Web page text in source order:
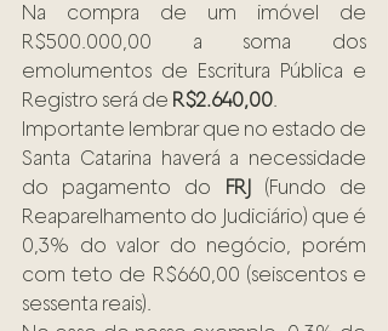
Na compra de um imóvel de
R$500.000,00 a soma dos
emolumentos de Escritura Pública e
Registro será de R$2.640,00.
Importante lembrar que no estado de
Santa Catarina haverá a necessidade
do pagamento do FRJ (Fundo de
Reaparelhamento do Judiciário) que é
0,3% do valor do negócio, porém
com teto de R$660,00 (seiscentos e
sessenta reais).